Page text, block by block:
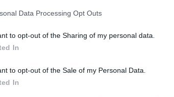
Data Processing Opt Outs
to opt-out of the Sharing of my personal data.
In
to opt-out of the Sale of my Personal Data.
In
Ezek a világ legélhetőbb
friss lista szerint